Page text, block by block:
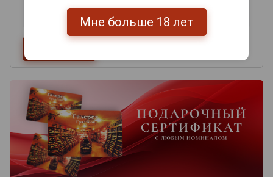
Мне больше 18 лет